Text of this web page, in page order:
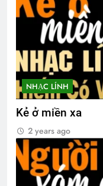
NHẠC LÍNH
Kẻ ở miền xa
2 years ago